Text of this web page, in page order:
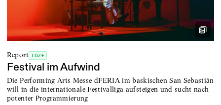
Report TDZ+
Festival im Aufwind
Die Performing Arts Messe dFERIA im baskischen San Sebastián
will in die internationale Festivalliga aufsteigen und sucht nach
potenter Programmierung